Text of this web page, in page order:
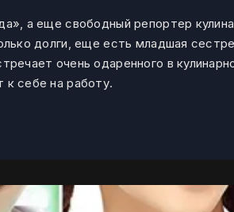
а еще свободный репортер
долги, еще есть младшая
очень одаренного в
себе на работу.